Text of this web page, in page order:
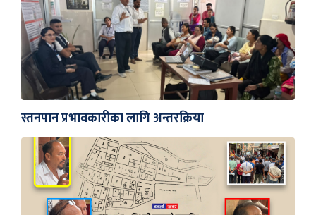
स्तनपान प्रभावकारीका लागि अन्तरक्रिया